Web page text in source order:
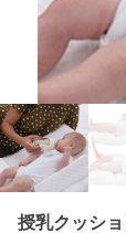
授乳クッシ